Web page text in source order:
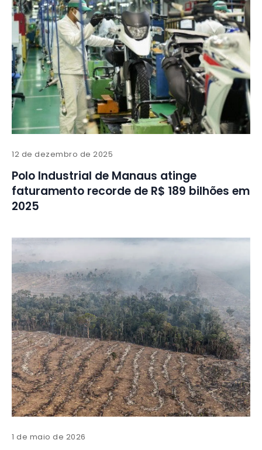
12 de dezembro de 2025
Polo Industrial de Manaus atinge
faturamento recorde de R$ 189 bilhões em
2025
1 de maio de 2026